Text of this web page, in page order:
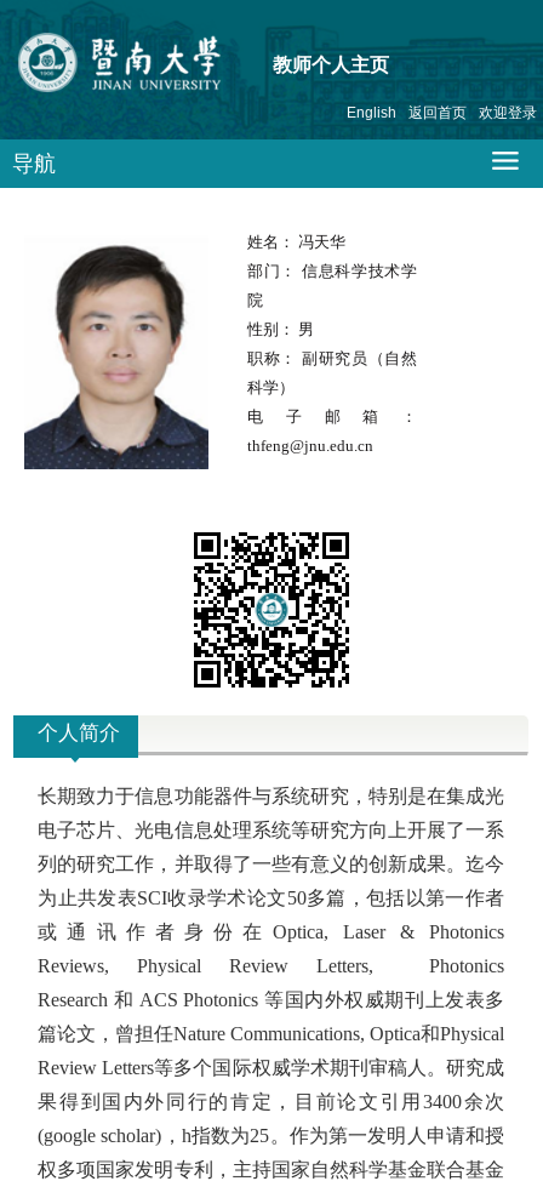
教师个人主页
English 返回首页 欢迎登录
导航
姓名： 冯天华
部门： 信息科学技术学
院
性别： 男
职称： 副研究员（自然
科学）
电子邮箱：
thfeng@jnu.edu.cn
个人简介
长期致力于信息功能器件与系统研究，特别是在集成光
电子芯片、光电信息处理系统等研究方向上开展了一系
列的研究工作，并取得了一些有意义的创新成果。迄今
为止共发表SCI收录学术论文50多篇，包括以第一作者
或通讯作者身份在 Optica, Laser & Photonics
Reviews,Physical Review Letters,Photonics
Research 和 ACS Photonics 等国内外权威期刊上发表多
篇论文，曾担任Nature Communications, Optica和Physical
Review Letters等多个国际权威学术期刊审稿人。研究成
果得到国内外同行的肯定，目前论文引用 3400余次
(google scholar) ， h指数为25。作为第一发明人申请和授
权多项国家发明专利，主持国家自然科学基金联合基金